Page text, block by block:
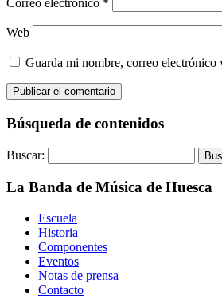
Correo electrónico *
Web
Guarda mi nombre, correo electrónico
Búsqueda de contenidos
Buscar:
La Banda de Música de Huesca
Escuela
Historia
Componentes
Eventos
Notas de prensa
Contacto